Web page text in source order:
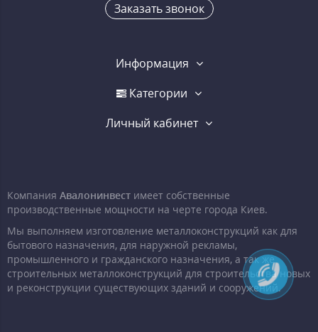
Заказать звонок
Информация
Категории
Личный кабинет
Компания Авалонинвест имеет собственные
производственные мощности на черте города Киев.
Мы выполняем изготовление металлоконструкций как для
бытового назначения, для наружной рекламы,
промышленного и гражданского назначения, а так же
строительных металлоконструкций для строительства новых
и реконструкции существующих зданий и сооружений.